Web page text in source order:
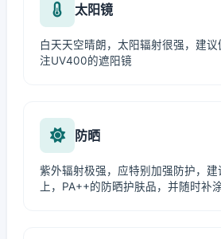
太阳镜
白天天空晴朗，太阳辐射很强，建
注UV400的遮阳镜
防晒
紫外辐射极强，应特别加强防护，建
上，PA++的防晒护肤品，并随时补涂